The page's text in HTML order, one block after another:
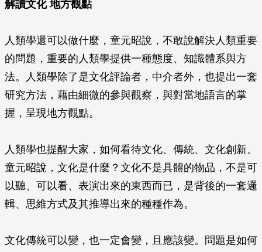
解讀文化 地方觀點
人類學還可以做什麼，童元昭說，不敢說解決人類重要
的問題，重要的人類學提供一種態度、知識體系與方
法。人類學除了是文化評論者，中介者外，也提出一套
研究方法，藉由細微的參與觀察，與對當地語言的掌
握，呈現地方觀點。
人類學也提醒大家，如何看待文化、傳統、文化創新。
童元昭說，文化是什麼？文化不是具體的物品，不是可
以聽、可以看、表演出來的東西而已，是背後的一套邏
輯、思維方式及其推導出來的種種作為。
文化傳統可以變，也一定會變，且應該變。問題是如何